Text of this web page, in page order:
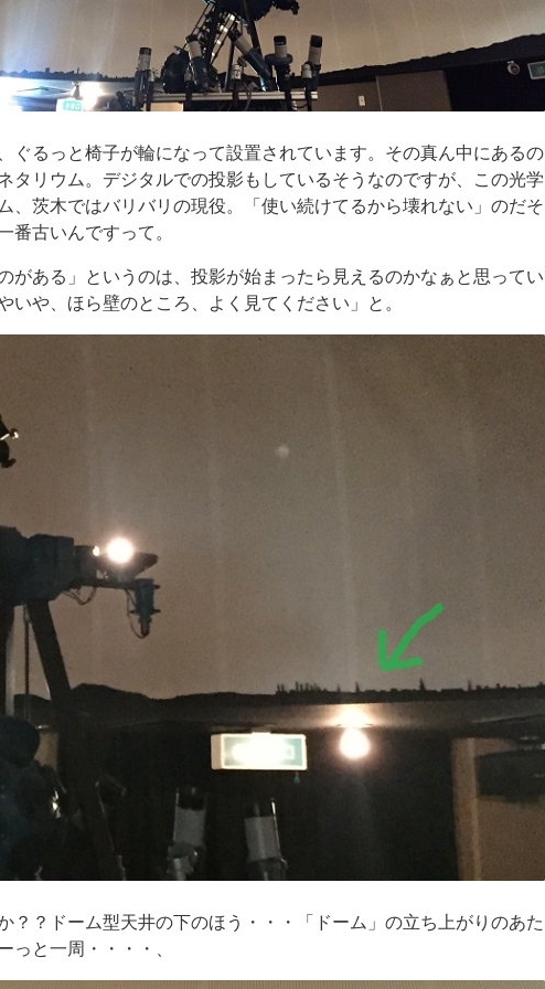
ぐるっと椅子が輪になって設置されています。その真ん中にあるの
タリウム。デジタルでの投影もしているそうなのですが、この光学
、茨木ではバリバリの現役。「使い続けてるから壊れない」のだそ
番古いんですって。
がある」というのは、投影が始まったら見えるのかなぁと思ってい
いや、ほら壁のところ、よく見てください」と。
？？ドーム型天井の下のほう・・・「ドーム」の立ち上がりのあた
っと一周・・・・、